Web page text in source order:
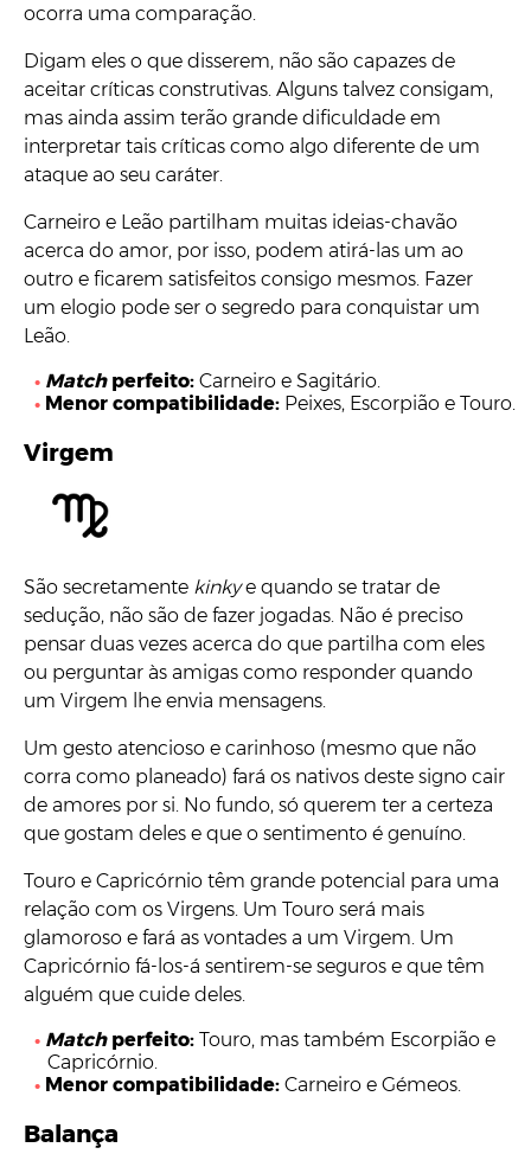
ocorra uma comparação.
Digam eles o que disserem, não são capazes de
aceitar críticas construtivas. Alguns talvez consigam,
mas ainda assim terão grande dificuldade em
interpretar tais críticas como algo diferente de um
ataque ao seu caráter.
Carneiro e Leão partilham muitas ideias-chavão
acerca do amor, por isso, podem atirá-las um ao
outro e ficarem satisfeitos consigo mesmos. Fazer
um elogio pode ser o segredo para conquistar um
Leão.
Matchperfeito:Carneiro e Sagitário.
Menor compatibilidade: Peixes, Escorpião e Touro.
Virgem
São secretamente kinkye quando se tratar de
sedução, não são de fazer jogadas. Não é preciso
pensar duas vezes acerca do que partilha com eles
ou perguntar às amigas como responder quando
um Virgem lhe envia mensagens.
Um gesto atencioso e carinhoso (mesmo que não
corra como planeado) fará os nativos deste signo cair
de amores por si. No fundo, só querem ter a certeza
que gostam deles e que o sentimento é genuíno.
Touro e Capricórnio têm grande potencial para uma
relação com os Virgens. Um Touro será mais
glamoroso e fará as vontades a um Virgem. Um
Capricórnio fá-los-á sentirem-se seguros e que têm
alguém que cuide deles.
Matchperfeito:Touro, mas também Escorpião e
Capricórnio.
Menor compatibilidade: Carneiro e Gémeos.
Balança